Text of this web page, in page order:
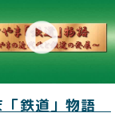
「鉄道」物語